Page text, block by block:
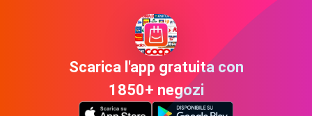
Scarica l'app gratuita con
1850+ negozi